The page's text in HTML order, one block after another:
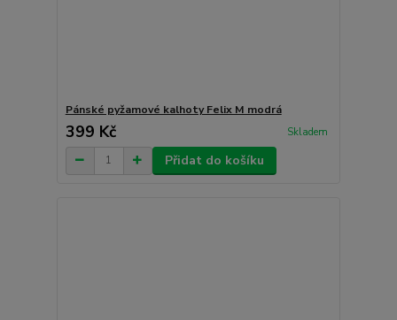
Pánské pyžamové kalhoty Felix M modrá
399 Kč Skladem
Přidat do košíku